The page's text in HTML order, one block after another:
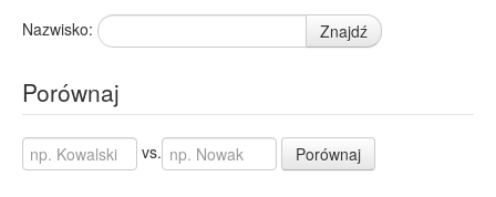
Nazwisko: Znajdź
Porównaj
vs. Porównaj